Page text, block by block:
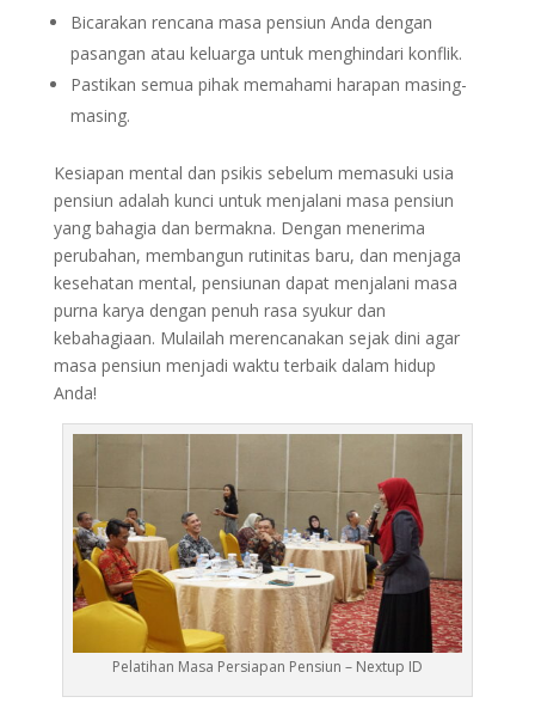
Bicarakan rencana masa pensiun Anda dengan
pasangan atau keluarga untuk menghindari konflik.
Pastikan semua pihak memahami harapan masing-
masing.
Kesiapan mental dan psikis sebelum memasuki usia
pensiun adalah kunci untuk menjalani masa pensiun
yang bahagia dan bermakna. Dengan menerima
perubahan, membangun rutinitas baru, dan menjaga
kesehatan mental, pensiunan dapat menjalani masa
purna karya dengan penuh rasa syukur dan
kebahagiaan. Mulailah merencanakan sejak dini agar
masa pensiun menjadi waktu terbaik dalam hidup
Anda!
Pelatihan Masa Persiapan Pensiun – Nextup ID